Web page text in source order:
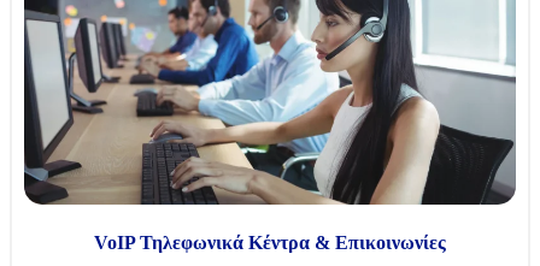
VoIP Τηλεφωνικά Κέντρα & Επικοινωνίες